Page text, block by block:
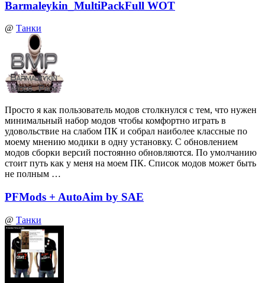
Barmaleykin_MultiPackFull WOT
@ Танки
Просто я как пользователь модов столкнулся с тем, что нужен
минимальный набор модов чтобы комфортно играть в
удовольствие на слабом ПК и собрал наиболее классные по
моему мнению модики в одну установку. С обновлением
модов сборки версий постоянно обновляются. По умолчанию
стоит путь как у меня на моем ПК. Список модов может быть
не полным …
PFMods + AutoAim by SAE
@ Танки